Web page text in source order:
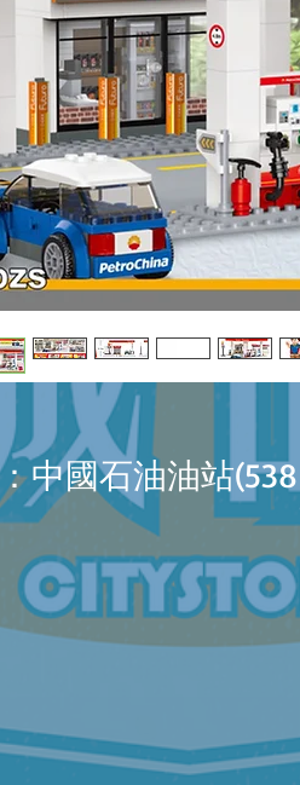
中國石油油站(538